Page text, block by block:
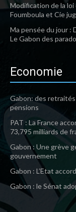
Modification de la
Foumboula et Cie
Ma pensée du jour :
Le Gabon des
Economie
Gabon: des
pensions
PAT : La France
73,795 milliards de
Gabon : Une grève
gouvernement
Gabon : L’Etat
Gabon : le Sénat